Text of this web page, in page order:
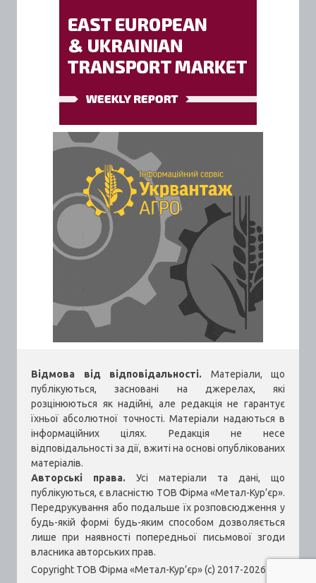
Відмова від відповідальності. Матеріали, що
публікуються, засновані на джерелах, які
розцінюються як надійні, але редакція не гарантує
їхньої абсолютної точності. Матеріали надаються в
інформаційних цілях. Редакція не несе
відповідальності за дії, вжиті на основі опублікованих
матеріалів.
Авторські права. Усі матеріали та дані, що
публікуються, є власністю ТОВ Фірма «Метал-Кур’єр».
Передрукування або подальше їх розповсюдження у
будь-якій формі будь-яким способом дозволяється
лише при наявності попередньої письмової згоди
власника авторських прав.
Copyright ТОВ Фірма «Метал-Кур’єр» (c) 2017-2026